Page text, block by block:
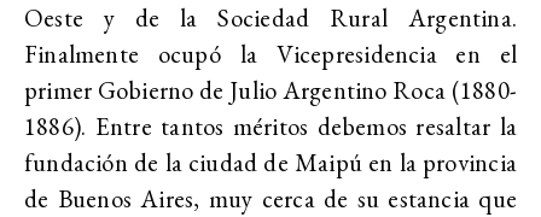
Oeste y de la Sociedad Rural Argentina.
Finalmente ocupó la Vicepresidencia en el
primer Gobierno de Julio Argentino Roca (1880-
1886). Entre tantos méritos debemos resaltar la
fundación de la ciudad de Maipú en la provincia
de Buenos Aires, muy cerca de su estancia que